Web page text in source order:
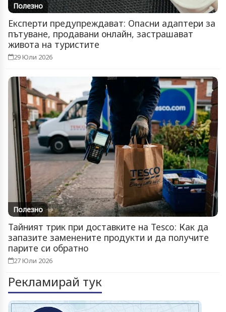
Полезно
Експерти предупреждават: Опасни адаптери за
пътуване, продавани онлайн, застрашават
живота на туристите
29 Юли 2026
Полезно
Тайният трик при доставките на Tesco: Как да
запазите заменените продукти и да получите
парите си обратно
27 Юли 2026
Рекламирай тук